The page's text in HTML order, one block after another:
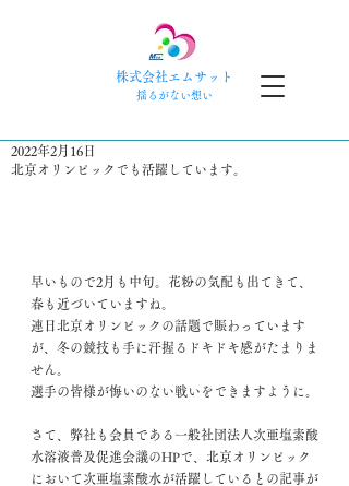
株式会社エムサット
​揺るがない想い
北京オリンピックでも活躍しています。
2022年2月16日
早いもので2月も中旬。花粉の気配も出てきて、
春も近づいていますね。
連日北京オリンピックの話題で賑わっています
が、冬の競技も手に汗握るドキドキ感がたまりま
せん。
選手の皆様が悔いのない戦いをできますように。
さて、弊社も会員である一般社団法人次亜塩素酸
水溶液普及促進会議のHPで、北京オリンピック
において次亜塩素酸水が活躍しているとの記事が